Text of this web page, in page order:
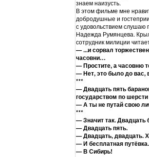
знаем наизусть.
В этом фильме мне
добродушные и
с удовольствием слушаю
Надежда Румянцева.
сотрудник милиции
— ...и сорвал
часовни…
— Простите, а часовню
— Нет, это было до вас,
***
— Двадцать пять
государством по
— А ты не путай свою
***
— Значит так. Двадцать
— Двадцать пять.
— Двадцать, двадцать.
— И бесплатная
— В Сибирь!